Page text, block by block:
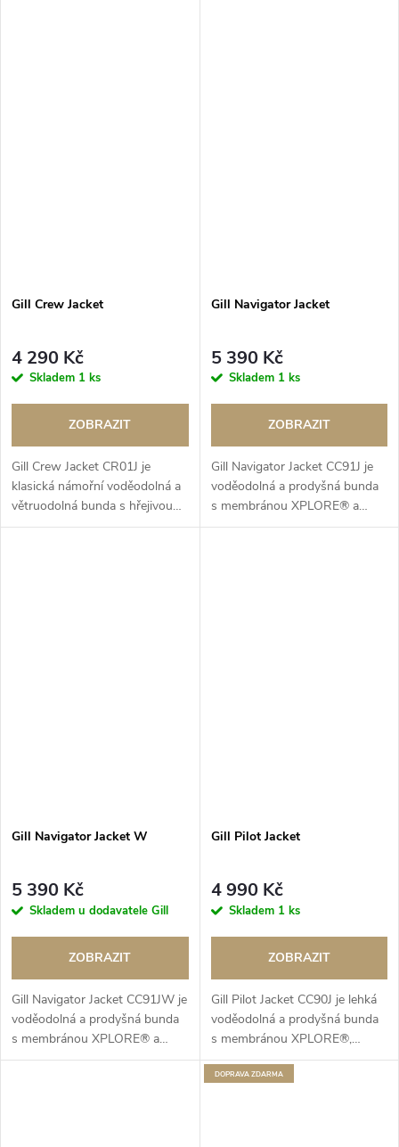
Gill Crew Jacket
4 290 Kč
Skladem 1 ks
ZOBRAZIT
Gill Crew Jacket CR01J je
klasická námořní voděodolná a
větruodolná bunda s hřejivou
fleecovou podšívkou, ideální
Gill Navigator Jacket
5 390 Kč
Skladem 1 ks
ZOBRAZIT
Gill Navigator Jacket CC91J je
voděodolná a prodyšná bunda
s membránou XPLORE® a
hřejivou fleecovou podšívkou
Gill Navigator Jacket W
5 390 Kč
Skladem u dodavatele Gill
ZOBRAZIT
Gill Navigator Jacket CC91JW je
voděodolná a prodyšná bunda
s membránou XPLORE® a
hřejivou fleecovou podšívkou
Gill Pilot Jacket
4 990 Kč
Skladem 1 ks
ZOBRAZIT
Gill Pilot Jacket CC90J je lehká
voděodolná a prodyšná bunda
s membránou XPLORE®,
ideální pro jachting i
každodenní nošení v
ZDARMA